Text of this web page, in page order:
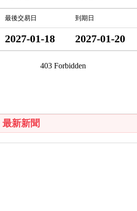
最後交易日 到期日
2027-01-18 2027-01-20
最新新聞